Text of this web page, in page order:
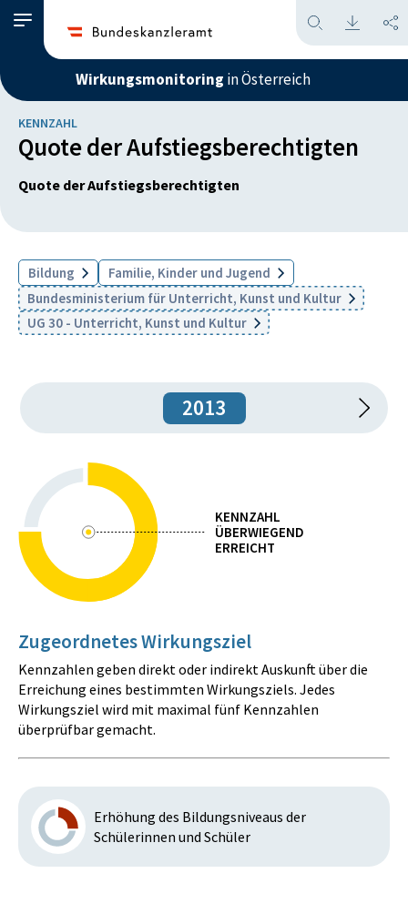
Wirkungsmonitoring in Österreich
KENNZAHL
Quote der Aufstiegsberechtigten
Quote der Aufstiegsberechtigten
Bildung
Familie, Kinder und Jugend
Bundesministerium für Unterricht, Kunst und Kultur
UG 30 - Unterricht, Kunst und Kultur
2013
KENNZAHL
ÜBERWIEGEND
ERREICHT
Zugeordnetes Wirkungsziel
Kennzahlen geben direkt oder indirekt Auskunft über die
Erreichung eines bestimmten Wirkungsziels. Jedes
Wirkungsziel wird mit maximal fünf Kennzahlen
überprüfbar gemacht.
Erhöhung des Bildungsniveaus der
Schülerinnen und Schüler